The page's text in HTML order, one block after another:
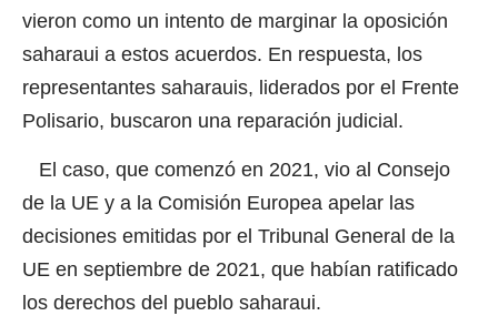
vieron como un intento de marginar la oposición
saharaui a estos acuerdos. En respuesta, los
representantes saharauis, liderados por el Frente
Polisario, buscaron una reparación judicial.
El caso, que comenzó en 2021, vio al Consejo
de la UE y a la Comisión Europea apelar las
decisiones emitidas por el Tribunal General de la
UE en septiembre de 2021, que habían ratificado
los derechos del pueblo saharaui.